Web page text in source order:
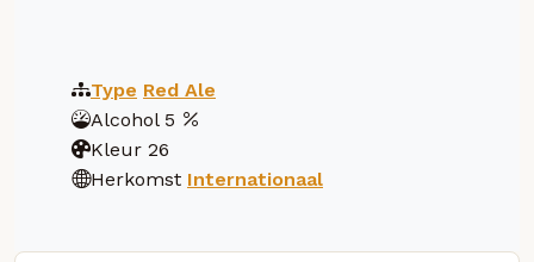
Type Red Ale
Alcohol 5
Kleur 26
Herkomst Internationaal